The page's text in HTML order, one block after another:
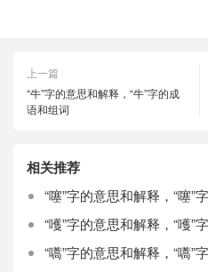
上一篇
“牛”字的意思和解释，“牛”字的成
语和组词
相关推荐
“噻”字的意思和解释，“噻”
“嚄”字的意思和解释，“嚄”
“嚆”字的意思和解释，“嚆”